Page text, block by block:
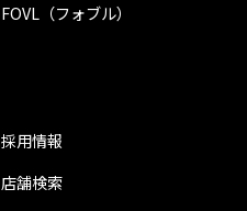
FOVL（フォブル）
採用情報
店舗検索